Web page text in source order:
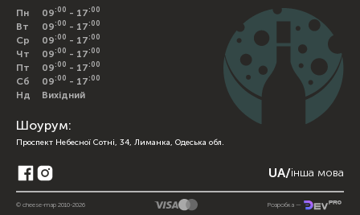
Пн 09 :00 - 17 :00
Вт 09 :00 - 17 :00
Ср 09 :00 - 17 :00
Чт 09 :00 - 17 :00
Пт 09 :00 - 17 :00
Сб 09 :00 - 17 :00
Нд Вихідний
Шоурум:
Проспект Небесної Сотні, 34, Лиманка, Одеська обл.
UA/інша мова
© cheese-map 2010-2026 Розробка —